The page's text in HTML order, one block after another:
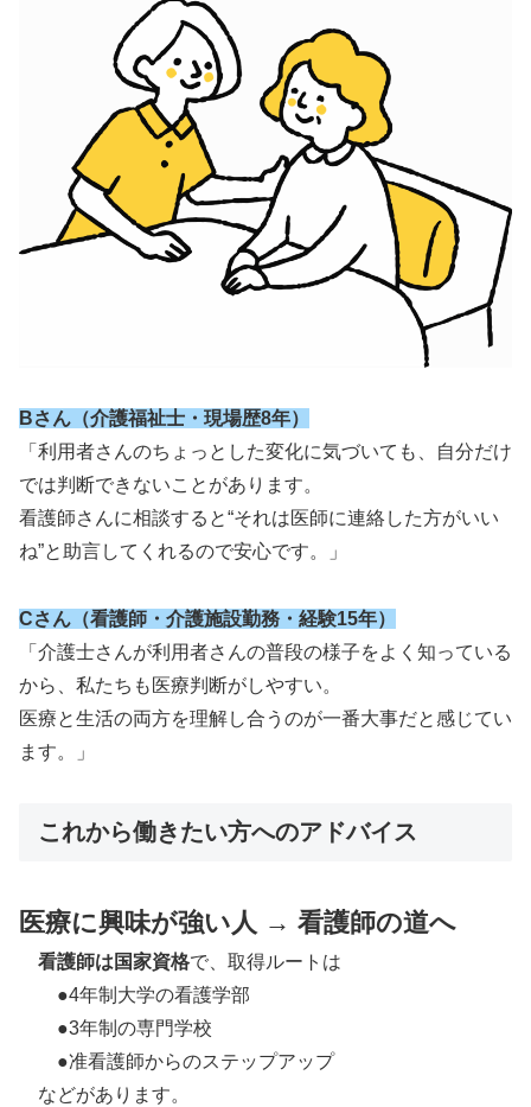
Bさん（介護福祉士・現場歴8年）
「利用者さんのちょっとした変化に気づいても、自分だけ
では判断できないことがあります。
看護師さんに相談すると“それは医師に連絡した方がいい
ね”と助言してくれるので安心です。」
Cさん（看護師・介護施設勤務・経験15年）
「介護士さんが利用者さんの普段の様子をよく知っている
から、私たちも医療判断がしやすい。
医療と生活の両方を理解し合うのが一番大事だと感じてい
ます。」
これから働きたい方へのアドバイス
医療に興味が強い人 → 看護師の道へ
看護師は国家資格で、取得ルートは
●4年制大学の看護学部
●3年制の専門学校
●准看護師からのステップアップ
などがあります。